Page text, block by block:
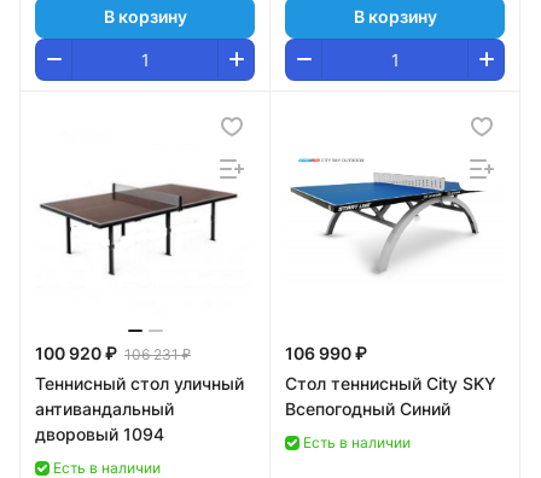
В корзину В корзину
100 920 ₽ 106 231 ₽
Теннисный стол уличный
антивандальный
дворовый 1094
Есть в наличии
106 990 ₽
Стол теннисный City SKY
Всепогодный Синий
Есть в наличии